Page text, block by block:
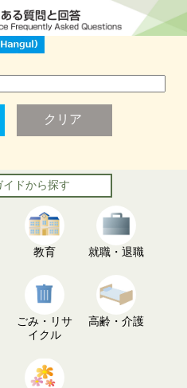
ドから探す
教育 就職・退職
ごみ・リサ
イクル
高齢・介護